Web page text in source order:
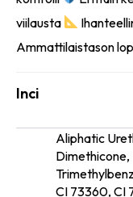
viilausta
Ammattilaistason
Inci
Aliphatic
CI 73360, CI